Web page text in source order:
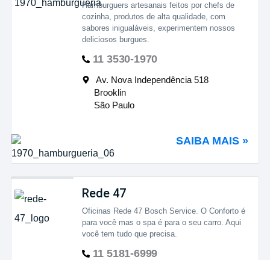
Hamburguers artesanais feitos por chefs de
cozinha, produtos de alta qualidade, com
sabores inigualáveis, experimentem nossos
deliciosos burgues.
11 3530-1970
Av. Nova Independência 518
Brooklin
São Paulo
SAIBA MAIS »
Rede 47
Oficinas Rede 47 Bosch Service. O Conforto é
para você mas o spa é para o seu carro. Aqui
você tem tudo que precisa.
11 5181-6999